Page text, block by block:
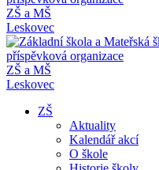
ZŠ a MŠ
Leskovec
ZŠ a MŠ
Leskovec
ZŠ
Aktuality
Kalendář akcí
O škole